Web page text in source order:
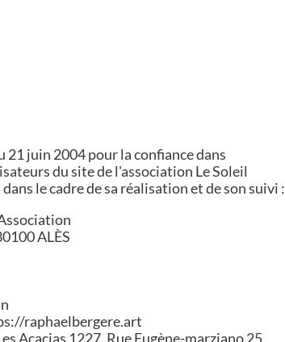
21 juin 2004 pour la confiance dans
du site de l'association Le Soleil
le cadre de sa réalisation et de son suivi :
ALÈS
raphaelbergere.art
Acacias 1227, Rue Eugène-marziano 25 ,